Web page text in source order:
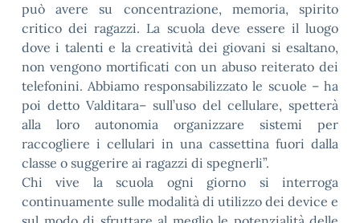
può avere su concentrazione, memoria, spirito
critico dei ragazzi. La scuola deve essere il luogo
dove i talenti e la creatività dei giovani si esaltano,
non vengono mortificati con un abuso reiterato dei
telefonini. Abbiamo responsabilizzato le scuole – ha
poi detto Valditara– sull’uso del cellulare, spetterà
alla loro autonomia organizzare sistemi per
raccogliere i cellulari in una cassettina fuori dalla
classe o suggerire ai ragazzi di spegnerli”.
Chi vive la scuola ogni giorno si interroga
continuamente sulle modalità di utilizzo dei device e